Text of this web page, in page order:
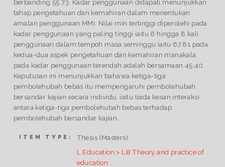
berbanding 55.73. Kadar penggunaan didapati menunjukkan
tahap pengetahuan dan kemahiran dalam menentukan
amalan penggunaan MMI. Nilai min tertinggi diperolehi pada
kadar penggunaan yang paling tinggi iaitu 6 hingga 8 kali
penggunaan dalam tempoh masa seminggu iaitu 67.81 pada
kedua-dua aspek pengetahuan dan kemahiran manakala
pada kadar penggunaan terendah adalah bersamaan 45.40.
Keputusan ini menunjukkan bahawa ketiga-tiga
pembolehubah bebas itu mempengaruhi pembolehubah
bersandar kajian secara individu, iaitu tiada kesan interaksi
antara ketiga-tiga pembolehubah bebas terhadap
pembolehubah bersandar kajian.
ITEM TYPE:
Thesis (Masters)
L Education > LB Theory and practice of
education